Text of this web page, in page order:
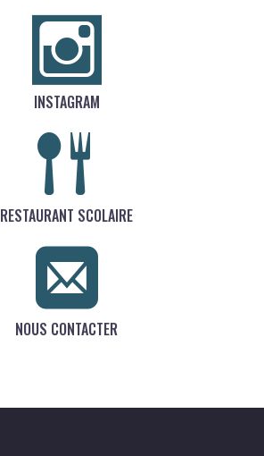
INSTAGRAM
RESTAURANT SCOLAIRE
NOUS CONTACTER